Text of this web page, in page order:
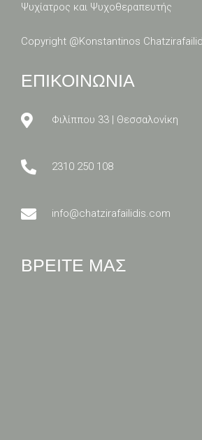
Ψυχίατρος και Ψυχοθεραπευτής
Copyright @Konstantinos
ΕΠΙΚΟΙΝΩΝΙΑ
Φιλίππου 33 | Θεσσαλονίκη
2310 250 108
info@chatzirafailidis.com
ΒΡΕΙΤΕ ΜΑΣ